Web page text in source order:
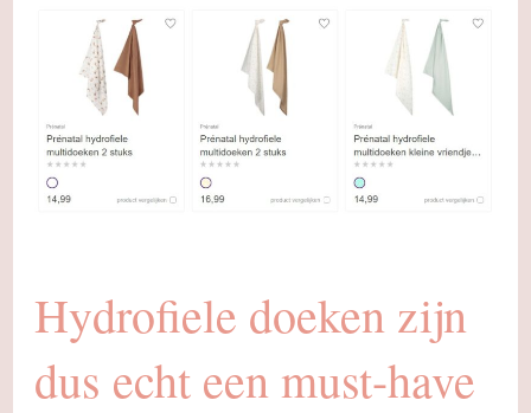
Hydrofiele doeken zijn
dus echt een must-have